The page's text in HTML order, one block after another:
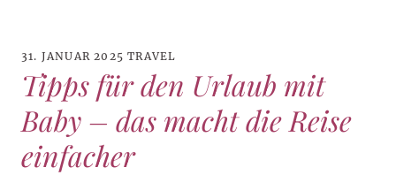
31. JANUAR 2025 TRAVEL
Tipps für den Urlaub mit
Baby – das macht die Reise
einfacher